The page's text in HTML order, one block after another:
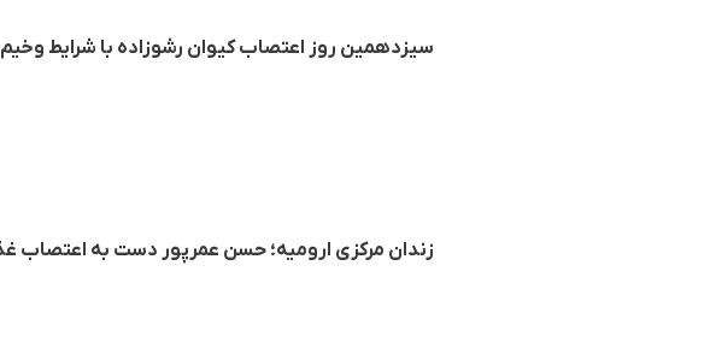
سیزدهمین روز اعتصاب کیوان رشوزاده با شرایط
زندان مرکزی ارومیه؛ حسن عمرپور دست به اعتصاب